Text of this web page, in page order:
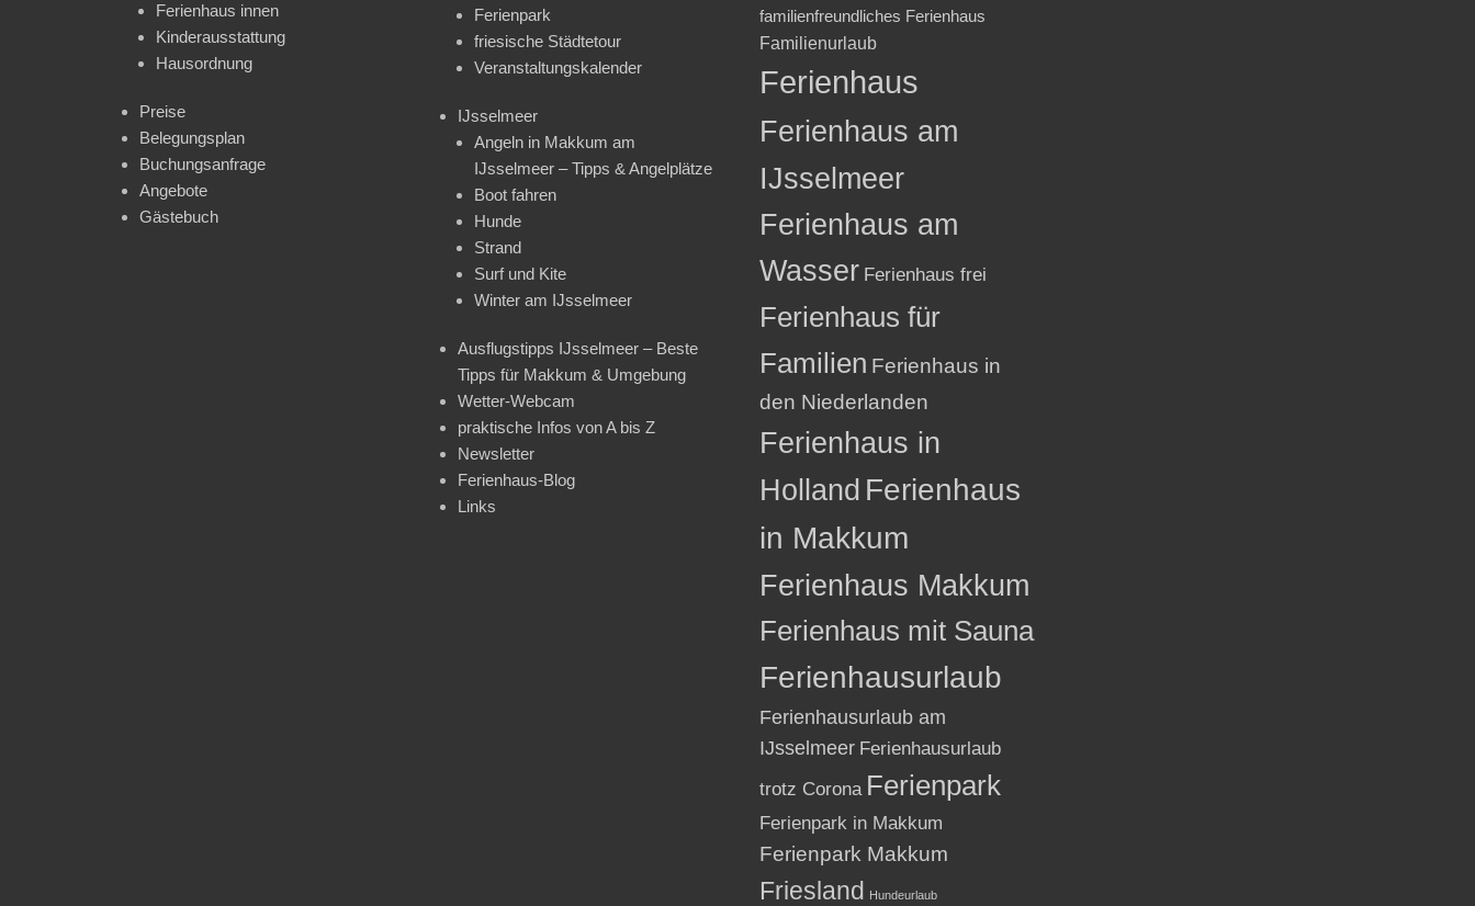
Ferienhaus innen
Kinderausstattung
Hausordnung
Preise
Belegungsplan
Buchungsanfrage
Angebote
Gästebuch
Ferienpark
friesische Städtetour
Veranstaltungskalender
IJsselmeer
Angeln in Makkum am
IJsselmeer – Tipps & Angelplätze
Boot fahren
Hunde
Strand
Surf und Kite
Winter am IJsselmeer
Ausflugstipps IJsselmeer – Beste
Tipps für Makkum & Umgebung
Wetter-Webcam
praktische Infos von A bis Z
Newsletter
Ferienhaus-Blog
Links
familienfreundliches Ferienhaus
Familienurlaub
Ferienhaus
Ferienhaus am
IJsselmeer
Ferienhaus am
Wasser Ferienhaus frei
Ferienhaus für
Familien Ferienhaus in
den Niederlanden
Ferienhaus in
Holland Ferienhaus
in Makkum
Ferienhaus Makkum
Ferienhaus mit Sauna
Ferienhausurlaub
Ferienhausurlaub am
IJsselmeer Ferienhausurlaub
trotz Corona Ferienpark
Ferienpark in Makkum
Ferienpark Makkum
Friesland Hundeurlaub